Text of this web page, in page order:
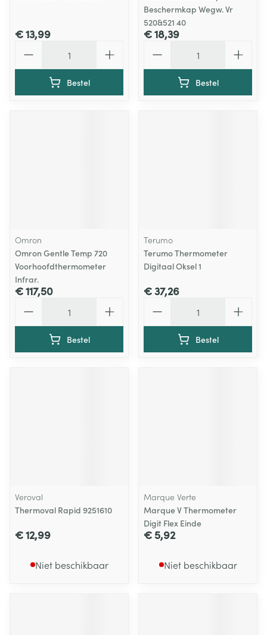
€ 13,99
Bestel
Beschermkap Wegw. Vr
520&521 40
€ 18,39
Bestel
Omron
Omron Gentle Temp 720
Voorhoofdthermometer
Infrar.
€ 117,50
Bestel
Terumo
Terumo Thermometer
Digitaal Oksel 1
€ 37,26
Bestel
Veroval
Thermoval Rapid 9251610
€ 12,99
Niet beschikbaar
Marque Verte
Marque V Thermometer
Digit Flex Einde
€ 5,92
Niet beschikbaar